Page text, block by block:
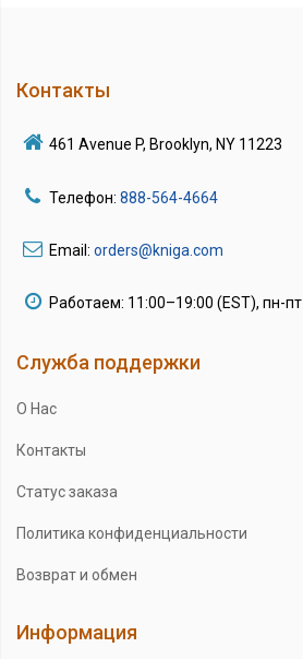
Контакты
461 Avenue P, Brooklyn, NY 11223
Телефон: 888-564-4664
Email: orders@kniga.com
Работаем: 11:00–19:00 (EST), пн-пт
Служба поддержки
О Нас
Контакты
Статус заказа
Политика конфиденциальности
Возврат и обмен
Информация